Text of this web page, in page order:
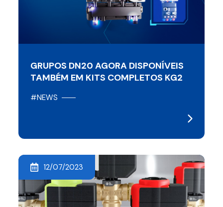
GRUPOS DN20 AGORA DISPONÍVEIS
TAMBÉM EM KITS COMPLETOS KG2
#NEWS
12/07/2023